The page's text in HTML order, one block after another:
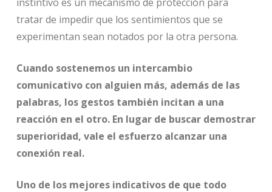
tratar de impedir que los sentimientos que se
experimentan sean notados por la otra persona.
Cuando sostenemos un intercambio
comunicativo con alguien más, además de las
palabras, los gestos también incitan a una
reacción en el otro. En lugar de buscar demostrar
superioridad, vale el esfuerzo alcanzar una
conexión real.
Uno de los mejores indicativos de que todo